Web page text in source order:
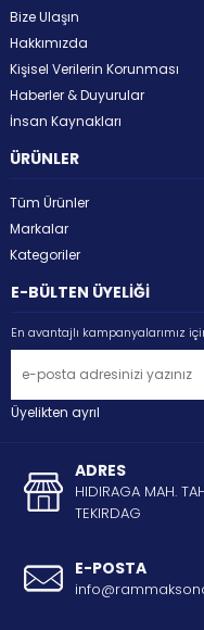
Bize Ulaşın
Hakkımızda
Kişisel Verilerin Korunması
Haberler & Duyurular
İnsan Kaynakları
ÜRÜNLER
Tüm Ürünler
Markalar
Kategoriler
E-BÜLTEN ÜYELİĞİ
En avantajlı kampanyalarımız
Üyelikten ayrıl
ADRES
HIDIRAGA MAH.
TEKIRDAG
E-POSTA